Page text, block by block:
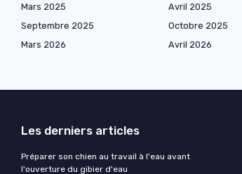
Mars 2025 Avril 2025
Septembre 2025 Octobre 2025
Mars 2026 Avril 2026
Les derniers articles
Préparer son chien au travail à l'eau avant
l'ouverture du gibier d'eau